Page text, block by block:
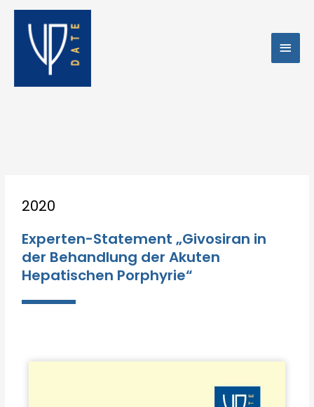
Zum
springen
2020
Experten-Statement „Givosiran in
der Behandlung der Akuten
Hepatischen Porphyrie“
navigation